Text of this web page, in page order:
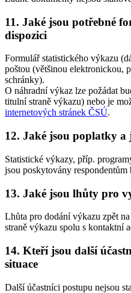
11. Jaké jsou potřebné
dispozici
Formulář statistického výkazu
poštou (většinou elektronickou,
schránky).
O náhradní výkaz lze požádat
titulní straně výkazu) nebo je
internetových stránek ČSÚ.
12. Jaké jsou poplatky
Statistické výkazy, příp.
jsou poskytovány respondentům
13. Jaké jsou lhůty pro
Lhůta pro dodání výkazu zpět
straně výkazu spolu s kontaktní
14. Kteří jsou další
situace
Další účastníci postupu nejsou